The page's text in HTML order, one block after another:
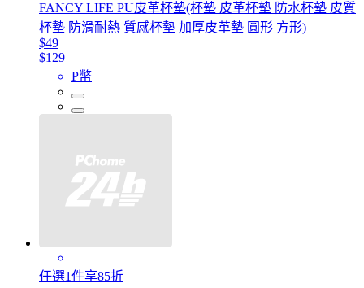
FANCY LIFE PU皮革杯墊(杯墊 皮革杯墊 防水杯墊 皮質
杯墊 防滑耐熱 質感杯墊 加厚皮革墊 圓形 方形)
$49
$129
P幣
任選1件享85折